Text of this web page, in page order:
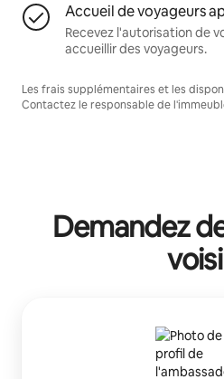
Accueil de voyageurs
Recevez l'autorisation de
accueillir des voyageurs.
Les frais supplémentaires et les
Contactez le responsable de
Demandez